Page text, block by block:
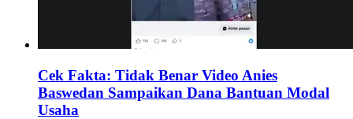
Cek Fakta: Tidak Benar Video Anies
Baswedan Sampaikan Dana Bantuan Modal
Usaha